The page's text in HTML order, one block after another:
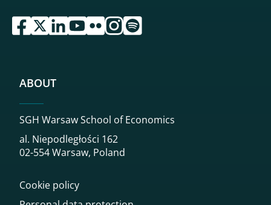
przejdź do serwisu facebook sgh
przejdź do serwisu twitter sgh
przejdź do serwisu linkedin sgh
przejdź do serwisu youtube sgh
przejdź do serwisu flickr sgh
przejdź do serwisu instagram sgh
przejdź do serwisu spotify sgh
ABOUT
SGH Warsaw School of Economics
al. Niepodległości 162
02-554 Warsaw, Poland
Cookie policy